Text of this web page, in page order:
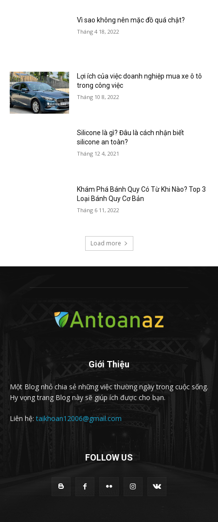
Vì sao không nên mặc đồ quá chật?
Tháng 4 18, 2022
Lợi ích của việc doanh nghiệp mua xe ô tô
trong công việc
Tháng 10 8, 2022
Silicone là gì? Đâu là cách nhận biết
silicone an toàn?
Tháng 12 4, 2021
Khám Phá Bánh Quy Có Từ Khi Nào? Top 3
Loại Bánh Quy Cơ Bản
Tháng 6 11, 2022
Load more
Giới Thiệu
Một Blog nhỏ chia sẻ những việc thường ngày trong cuộc sống.
Hy vọng trang Blog này sẽ giúp ích được cho bạn.
Liên hệ:taikhoan12006@gmail.com
FOLLOW US